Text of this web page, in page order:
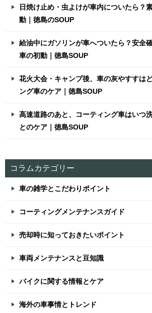
日焼け止め・虫よけが車内についたら？
動｜徳島のSOUP
給油中にガソリンが車へついたら？安全
車の初動｜徳島SOUP
花火大会・キャンプ後、車の灰やすすは
ング車のケア｜徳島SOUP
高速道路のあと、コーティング車はいつ
とのケア｜徳島SOUP
コラムカテゴリー
車の雑学とこだわりポイント
コーティングメンテナンスガイド
売却時に知っておきたいポイント
車両メンテナンスと豆知識
バイクに関する情報とケア
海外の車事情とトレンド